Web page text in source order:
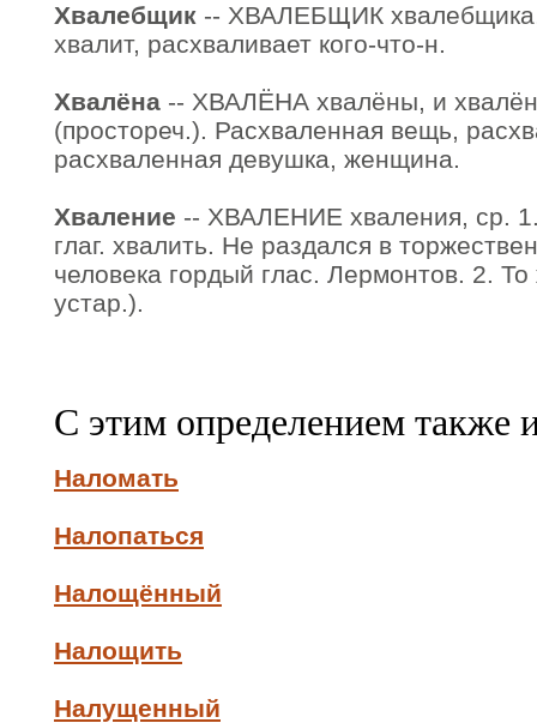
Хвалебщик -- ХВАЛЕБЩИК хвалебщика,
хвалит, расхваливает кого-что-н.
Хвалёна -- ХВАЛЁНА хвалёны, и
(простореч.). Расхваленная вещь,
расхваленная девушка, женщина.
Хваление -- ХВАЛЕНИЕ хваления, ср.
глаг. хвалить. Не раздался в
человека гордый глас. Лермонтов. 2.
устар.).
С этим определением также
Наломать
Налопаться
Налощённый
Налощить
Налущенный